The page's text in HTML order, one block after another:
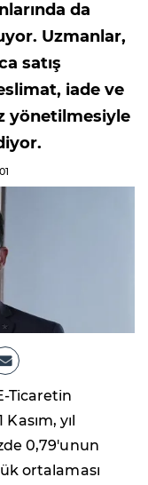
da
Uzmanlar,
satış
iade ve
yönetilmesiyle
Ticaretin
yıl
0,79'unun
ortalaması